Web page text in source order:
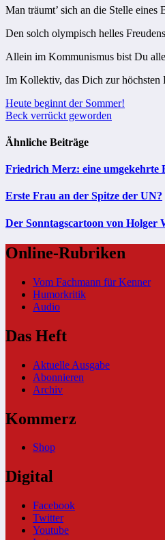
Man träumt’ sich an die Stelle eines
Den solch olympisch helles
Allein im Kommunismus bist Du
Im Kollektiv, das Dich zur höchsten
Beitragsnavigation
Heute beginnt der Sommer!
Beck verrückt geworden
Ähnliche Beiträge
Friedrich Merz: eine umgekehrte
Erste Frau an der Spitze der UN?
Der Sonntagscartoon von Holger
Online-Rubriken
Vom Fachmann für Kenner
Humorkritik
Audio
Das Heft
Aktuelle Ausgabe
Abonnieren
Archiv
Kommerz
Shop
Digital
Facebook
Twitter
Youtube